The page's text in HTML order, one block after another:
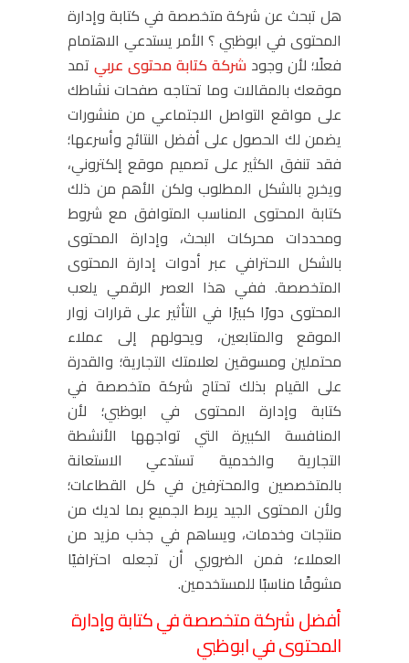
هل تبحث عن شركة متخصصة في كتابة وإدارة
المحتوى في ابوظبي ؟ الأمر يستدعي الاهتمام
فعلًا؛ لأن وجود شركة كتابة محتوى عربي تمد
موقعك بالمقالات وما تحتاجه صفحات نشاطك
على مواقع التواصل الاجتماعي من منشورات
يضمن لك الحصول على أفضل النتائج وأسرعها؛
فقد تنفق الكثير على تصميم موقع إلكتروني،
ويخرج بالشكل المطلوب ولكن الأهم من ذلك
كتابة المحتوى المناسب المتوافق مع شروط
ومحددات محركات البحث، وإدارة المحتوى
بالشكل الاحترافي عبر أدوات إدارة المحتوى
المتخصصة. ففي هذا العصر الرقمي يلعب
المحتوى دورًا كبيرًا في التأثير على قرارات زوار
الموقع والمتابعين، ويحولهم إلى عملاء
محتملين ومسوقين لعلامتك التجارية؛ والقدرة
على القيام بذلك تحتاج شركة متخصصة في
كتابة وإدارة المحتوى في ابوظبي؛ لأن
المنافسة الكبيرة التي تواجهها الأنشطة
التجارية والخدمية تستدعي الاستعانة
بالمتخصصين والمحترفين في كل القطاعات؛
ولأن المحتوى الجيد يربط الجميع بما لديك من
منتجات وخدمات، ويساهم في جذب مزيد من
العملاء؛ فمن الضروري أن تجعله احترافيًا
مشوقًا مناسبًا للمستخدمين.
أفضل شركة متخصصة في كتابة وإدارة
المحتوى في ابوظبي